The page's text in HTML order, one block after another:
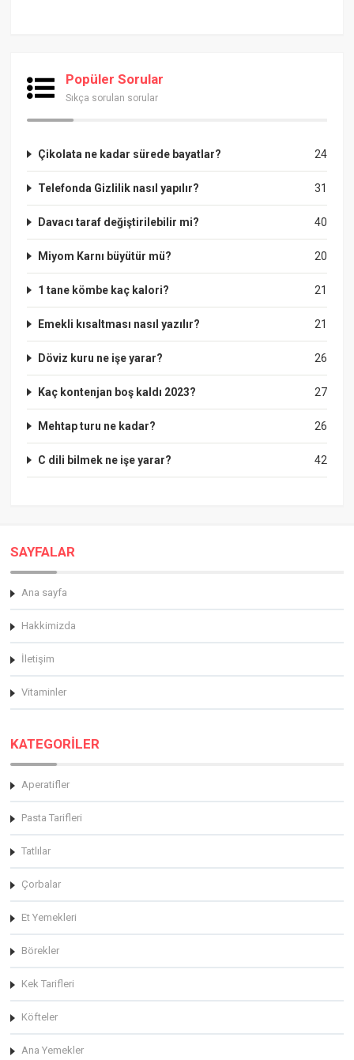
Popüler Sorular
Sıkça sorulan sorular
24
Çikolata ne kadar sürede bayatlar?
31
Telefonda Gizlilik nasıl yapılır?
40
Davacı taraf değiştirilebilir mi?
20
Miyom Karnı büyütür mü?
21
1 tane kömbe kaç kalori?
21
Emekli kısaltması nasıl yazılır?
26
Döviz kuru ne işe yarar?
27
Kaç kontenjan boş kaldı 2023?
26
Mehtap turu ne kadar?
42
C dili bilmek ne işe yarar?
SAYFALAR
Ana sayfa
Hakkimizda
İletişim
Vitaminler
KATEGORİLER
Aperatifler
Pasta Tarifleri
Tatlılar
Çorbalar
Et Yemekleri
Börekler
Kek Tarifleri
Köfteler
Ana Yemekler